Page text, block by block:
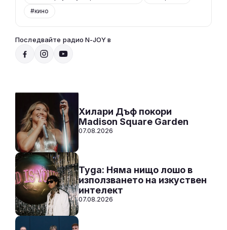
#кино
Последвайте радио N-JOY в
СЛУШАЙ
Радио N-JOY - Твоят ден. Твоята музика
12:00 - 00:00
Хилари Дъф покори
Madison Square Garden
07.08.2026
Tyga: Няма нищо лошо в
използването на изкуствен
интелект
07.08.2026